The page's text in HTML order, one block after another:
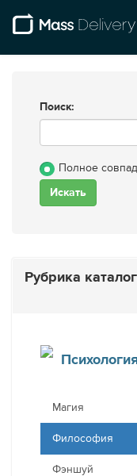
Поиск:
Полное
Рубрика
Магия
Философия
Фэншуй